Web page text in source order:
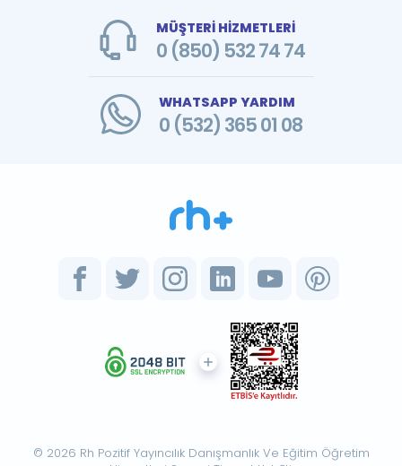
MÜŞTERİ HİZMETLERİ
0 (850) 532 74 74
WHATSAPP YARDIM
0 (532) 365 01 08
© 2026 Rh Pozitif Yayıncılık Danışmanlık Ve Eğitim Öğretim